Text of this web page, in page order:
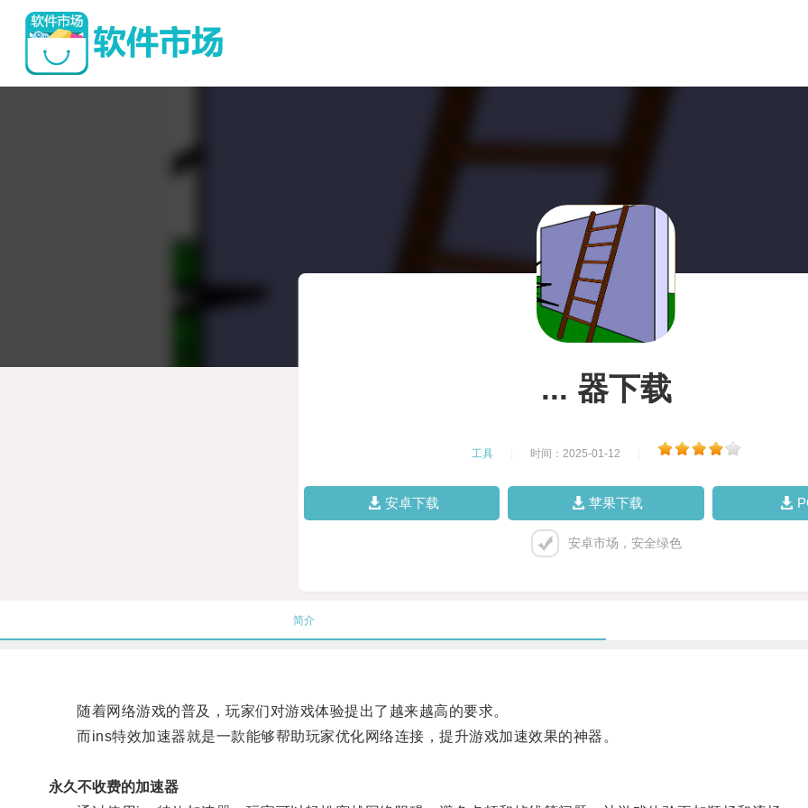
... 器下载
工具 时间：2025-01-12
安卓下载 苹果下载
安卓市场，安全绿色
简介
随着网络游戏的普及，玩家们对游戏体验提出了越来越高的要求。
而ins特效加速器就是一款能够帮助玩家优化网络连接，提升游戏加速效果的神器。
永久不收费的加速器